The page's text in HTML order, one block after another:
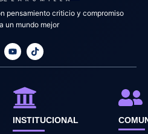
pensamiento criticio y compromiso
un mundo mejor
Y
o
b
T
i
k
INSTITUCIONAL